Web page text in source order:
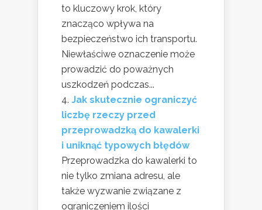
to kluczowy krok, który
znacząco wpływa na
bezpieczeństwo ich transportu.
Niewłaściwe oznaczenie może
prowadzić do poważnych
uszkodzeń podczas...
Jak skutecznie ograniczyć
liczbę rzeczy przed
przeprowadzką do kawalerki
i uniknąć typowych błędów
Przeprowadzka do kawalerki to
nie tylko zmiana adresu, ale
także wyzwanie związane z
ograniczeniem ilości